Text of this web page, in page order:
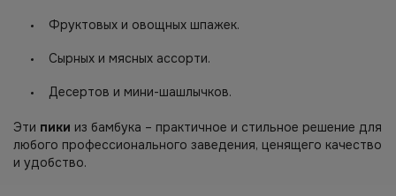
Фруктовых и овощных шпажек.
Сырных и мясных ассорти.
Десертов и мини-шашлычков.
Эти пики из бамбука – практичное и стильное решение для
любого профессионального заведения, ценящего качество
и удобство.